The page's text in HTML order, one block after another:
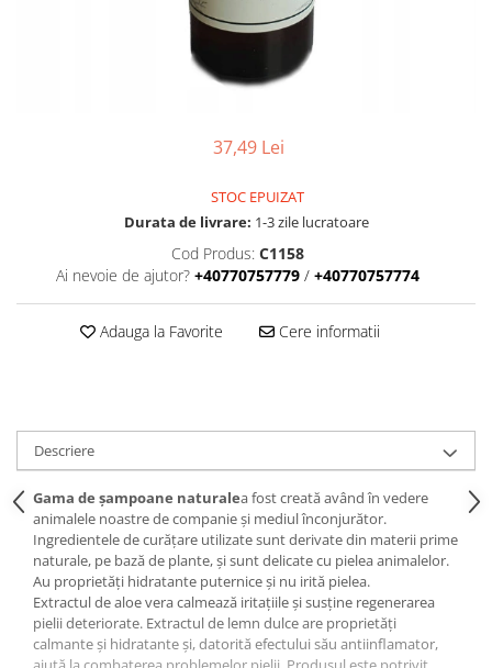
37,49 Lei
STOC EPUIZAT
Durata de livrare: 1-3 zile lucratoare
Cod Produs: C1158
Ai nevoie de ajutor? +40770757779 / +40770757774
Adauga la Favorite Cere informatii
Descriere
Gama de șampoane naturalea fost creată având în vedere
animalele noastre de companie și mediul înconjurător.
Ingredientele de curățare utilizate sunt derivate din materii prime
naturale, pe bază de plante, și sunt delicate cu pielea animalelor.
Au proprietăți hidratante puternice și nu irită pielea.
Extractul de aloe vera calmează iritațiile și susține regenerarea
pielii deteriorate. Extractul de lemn dulce are proprietăți
calmante și hidratante și, datorită efectului său antiinflamator,